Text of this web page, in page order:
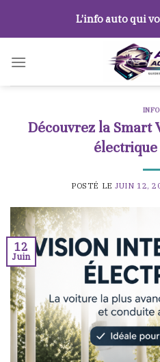
content
L’info auto qui
Découvrez la Smart
POSTÉ LEJUIN 12,
12
Juin